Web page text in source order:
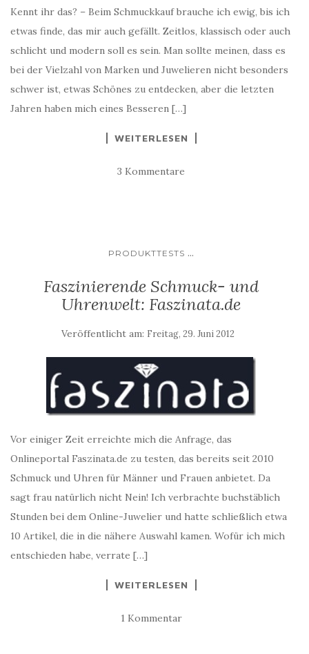
Kennt ihr das? – Beim Schmuckkauf brauche ich ewig, bis ich
etwas finde, das mir auch gefällt. Zeitlos, klassisch oder auch
schlicht und modern soll es sein. Man sollte meinen, dass es
bei der Vielzahl von Marken und Juwelieren nicht besonders
schwer ist, etwas Schönes zu entdecken, aber die letzten
Jahren haben mich eines Besseren […]
WEITERLESEN
3 Kommentare
PRODUKTTESTS ...
Faszinierende Schmuck- und
Uhrenwelt: Faszinata.de
Veröffentlicht am: Freitag, 29. Juni 2012
Vor einiger Zeit erreichte mich die Anfrage, das
Onlineportal Faszinata.de zu testen, das bereits seit 2010
Schmuck und Uhren für Männer und Frauen anbietet. Da
sagt frau natürlich nicht Nein! Ich verbrachte buchstäblich
Stunden bei dem Online-Juwelier und hatte schließlich etwa
10 Artikel, die in die nähere Auswahl kamen. Wofür ich mich
entschieden habe, verrate […]
WEITERLESEN
1 Kommentar